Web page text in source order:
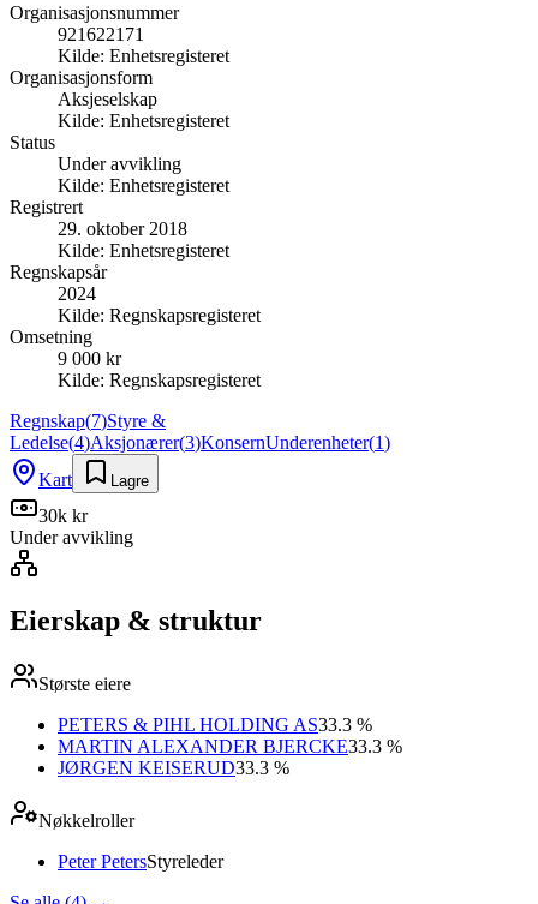
Organisasjonsnummer
921622171
Kilde: Enhetsregisteret
Organisasjonsform
Aksjeselskap
Kilde: Enhetsregisteret
Status
Under avvikling
Kilde: Enhetsregisteret
Registrert
29. oktober 2018
Kilde: Enhetsregisteret
Regnskapsår
2024
Kilde: Regnskapsregisteret
Omsetning
9 000 kr
Kilde: Regnskapsregisteret
Regnskap(7)Styre &
Ledelse(4)Aksjonærer(3)KonsernUnderenheter(1)
Kart
Lagre
30k kr
Under avvikling
Eierskap & struktur
Største eiere
PETERS & PIHL HOLDING AS33.3 %
MARTIN ALEXANDER BJERCKE33.3 %
JØRGEN KEISERUD33.3 %
Nøkkelroller
Peter PetersStyreleder